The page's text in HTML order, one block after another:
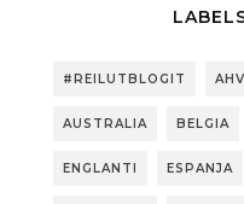
#REILUTBLOGIT
AUSTRALIA BELGIA
ENGLANTI ESPANJA